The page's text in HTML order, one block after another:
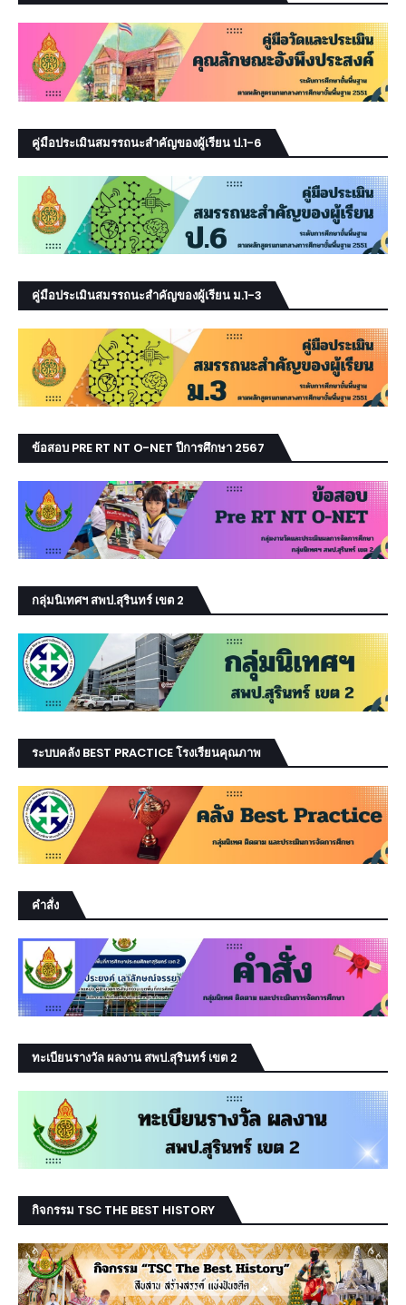
คู่มือประเมินสมรรถนะสำคัญของผู้เรียน ป.1-6
คู่มือประเมินสมรรถนะสำคัญของผู้เรียน ม.1-3
ข้อสอบ PRE RT NT O-NET ปีการศึกษา 2567
กลุ่มนิเทศฯ สพป.สุรินทร์ เขต 2
ระบบคลัง BEST PRACTICE โรงเรียนคุณภาพ
คำสั่ง
ทะเบียนรางวัล ผลงาน สพป.สุรินทร์ เขต 2
กิจกรรม TSC THE BEST HISTORY